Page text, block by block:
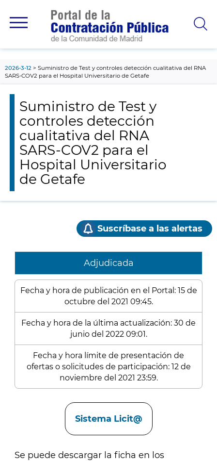
principal
2026-3-12
Suministro de Test y controles detección cualitativa del RNA
SARS-COV2 para el Hospital Universitario de Getafe
Suministro de Test y
controles detección
cualitativa del RNA
SARS-COV2 para el
Hospital Universitario
de Getafe
Suscríbase a las alertas
Adjudicada
Fecha y hora de publicación en el Portal: 15 de
octubre del 2021 09:45.
Fecha y hora de la última actualización: 30 de
junio del 2022 09:01.
Fecha y hora límite de presentación de
ofertas o solicitudes de participación: 12 de
noviembre del 2021 23:59.
Sistema Licit@
Se puede descargar la ficha en los